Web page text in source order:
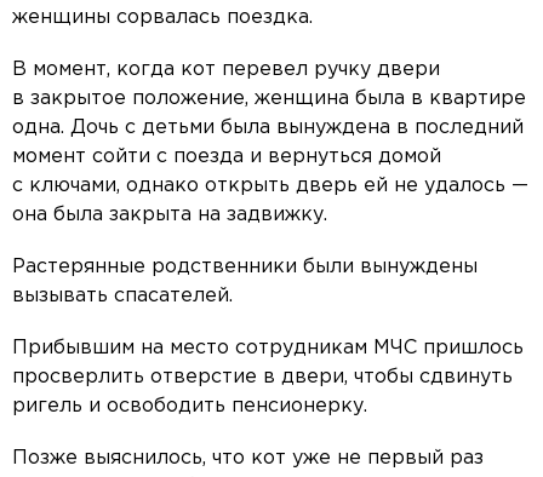
женщины сорвалась поездка.
В момент, когда кот перевел ручку двери
в закрытое положение, женщина была в квартире
одна. Дочь с детьми была вынуждена в последний
момент сойти с поезда и вернуться домой
с ключами, однако открыть дверь ей не удалось —
она была закрыта на задвижку.
Растерянные родственники были вынуждены
вызывать спасателей.
Прибывшим на место сотрудникам МЧС пришлось
просверлить отверстие в двери, чтобы сдвинуть
ригель и освободить пенсионерку.
Позже выяснилось, что кот уже не первый раз